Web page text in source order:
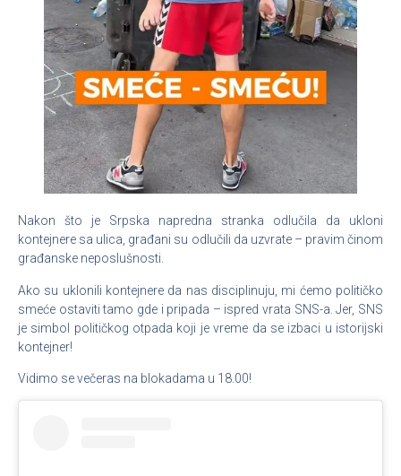
Nakon što je Srpska napredna stranka odlučila da ukloni
kontejnere sa ulica, građani su odlučili da uzvrate – pravim činom
građanske neposlušnosti.
Ako su uklonili kontejnere da nas disciplinuju, mi ćemo političko
smeće ostaviti tamo gde i pripada – ispred vrata SNS-a. Jer, SNS
je simbol političkog otpada koji je vreme da se izbaci u istorijski
kontejner!
Vidimo se večeras na blokadama u 18.00!